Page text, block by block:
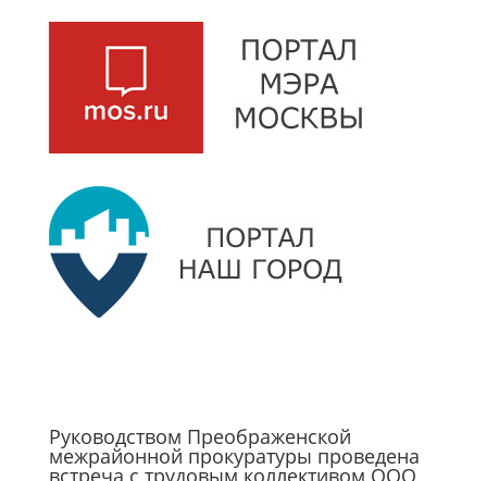
Руководством Преображенской
межрайонной прокуратуры проведена
встреча с трудовым коллективом ООО